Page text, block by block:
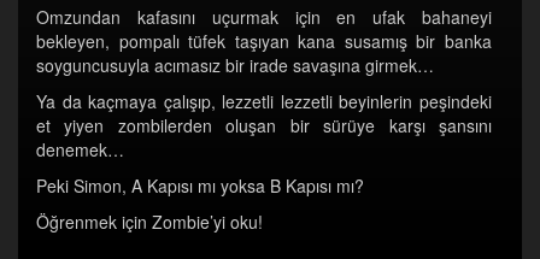
Omzundan kafasını uçurmak için en ufak bahaneyi
bekleyen, pompalı tüfek taşıyan kana susamış bir banka
soyguncusuyla acımasız bir irade savaşına girmek…
Ya da kaçmaya çalışıp, lezzetli lezzetli beyinlerin peşindeki
et yiyen zombilerden oluşan bir sürüye karşı şansını
denemek…
Peki Simon, A Kapısı mı yoksa B Kapısı mı?
Öğrenmek için Zombie’yi oku!